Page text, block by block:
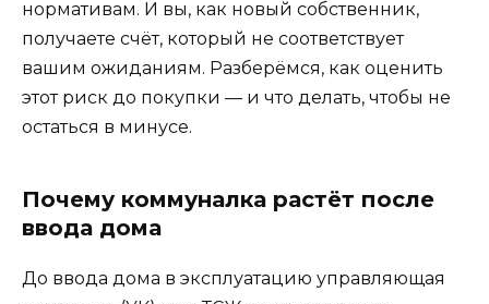
нормативам. И вы, как новый собственник,
получаете счёт, который не соответствует
вашим ожиданиям. Разберёмся, как оценить
этот риск до покупки — и что делать, чтобы не
остаться в минусе.
Почему коммуналка растёт после
ввода дома
До ввода дома в эксплуатацию управляющая